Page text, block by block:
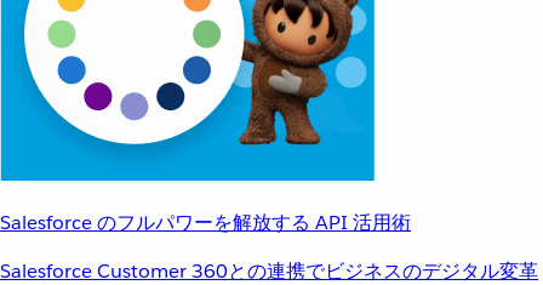
Salesforce のフルパワーを解放する API 活用術
Salesforce Customer 360との連携でビジネスのデジタル変革